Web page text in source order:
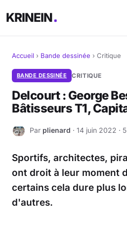
KRINEIN
Cinéma
Séries
Livres
Jeux vidéo
Accueil › Bande dessinée › Critique
BANDE DESSINÉE CRITIQUE
Delcourt : George
Bâtisseurs T1,
P Par plienard · 14 juin 2022 ·
Sportifs, architectes,
ont droit à leur moment
certains cela dure plus
d'autres.